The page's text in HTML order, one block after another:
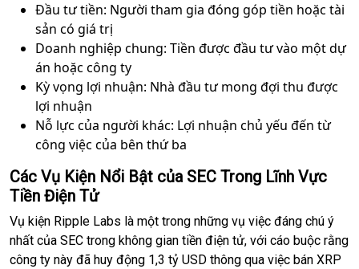
Đầu tư tiền: Người tham gia đóng góp tiền hoặc tài
sản có giá trị
Doanh nghiệp chung: Tiền được đầu tư vào một dự
án hoặc công ty
Kỳ vọng lợi nhuận: Nhà đầu tư mong đợi thu được
lợi nhuận
Nỗ lực của người khác: Lợi nhuận chủ yếu đến từ
công việc của bên thứ ba
Các Vụ Kiện Nổi Bật của SEC Trong Lĩnh Vực
Tiền Điện Tử
Vụ kiện Ripple Labs là một trong những vụ việc đáng chú ý
nhất của SEC trong không gian tiền điện tử, với cáo buộc rằng
công ty này đã huy động 1,3 tỷ USD thông qua việc bán XRP